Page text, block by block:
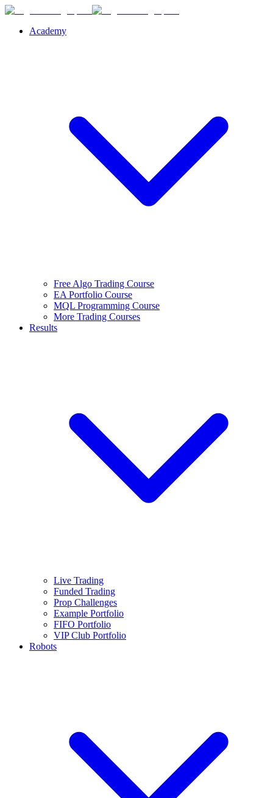
Academy
Free Algo Trading Course
EA Portfolio Course
MQL Programming Course
More Trading Courses
Results
Live Trading
Funded Trading
Prop Challenges
Example Portfolio
FIFO Portfolio
VIP Club Portfolio
Robots